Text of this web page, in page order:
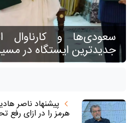
سعودی‌ها و کارناوال
جدیدترین ایستگاه در
پیشنهاد ناصر
هرمز را در ازای رفع